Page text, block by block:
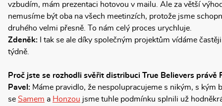
vzbudím, mám prezentaci hotovou v mailu. Ale za větší
nemusíme být oba na všech meetinzích, protože jsme
druhého velmi přesně. To nám celý proces urychluje.
Zdeněk: I tak se ale díky společným projektům vídáme
týdně.
Proč jste se rozhodli svěřit distribuci True Believers právě
Pavel: Máme pravidlo, že nespolupracujeme s nikým, s kým
se Samem a Honzou jsme tuhle podmínku splnili už